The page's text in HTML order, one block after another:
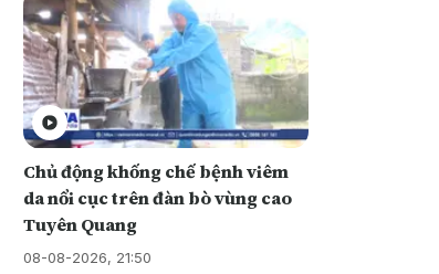
Chủ động khống chế bệnh viêm
da nổi cục trên đàn bò vùng cao
Tuyên Quang
08-08-2026, 21:50